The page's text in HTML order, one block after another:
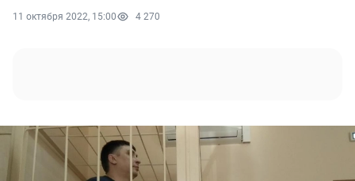
11 октября 2022, 15:00 4 270